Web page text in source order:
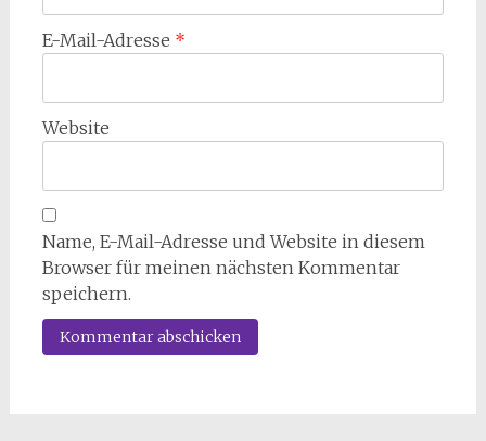
E-Mail-Adresse *
Website
Name, E-Mail-Adresse und Website in diesem
Browser für meinen nächsten Kommentar
speichern.